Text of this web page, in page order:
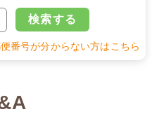
検索する
番号が分からない方はこちら